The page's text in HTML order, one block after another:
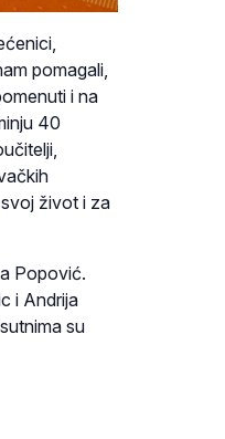
pomagali,
i na
40
život i za
Popović.
i Andrija
su